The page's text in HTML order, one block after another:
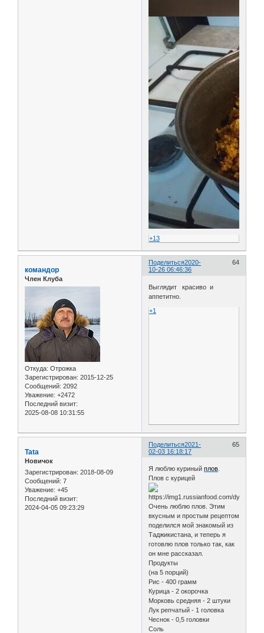
+13
Поделиться 64
2020-
10-26 06:46:36
командор
Член Клуба
Откуда: Отрожка
Зарегистрирован: 2015-12-25
Сообщений: 2092
Уважение: +2472
Последний визит:
2025-08-08 10:31:55
Выглядит красиво и
аппетитно.
+1
Поделиться 65
2021-
02-03 16:18:17
Tata
Новичок
Зарегистрирован: 2018-08-09
Сообщений: 7
Уважение: +45
Последний визит:
2024-04-05 09:23:29
Я люблю куриныйплов
Плов с курицей
Очень люблю плов. Этим
вкусным и простым рецептом
поделился мой знакомый из
Таджикистана, и теперь я
готовлю плов только так, как
он мне рассказал.
Продукты
(на 5 порций)
Рис - 400 грамм
Курица - 2 окорочка
Морковь средняя - 2 штуки
Лук репчатый - 1 головка
Чеснок - 0,5 головки
Соль